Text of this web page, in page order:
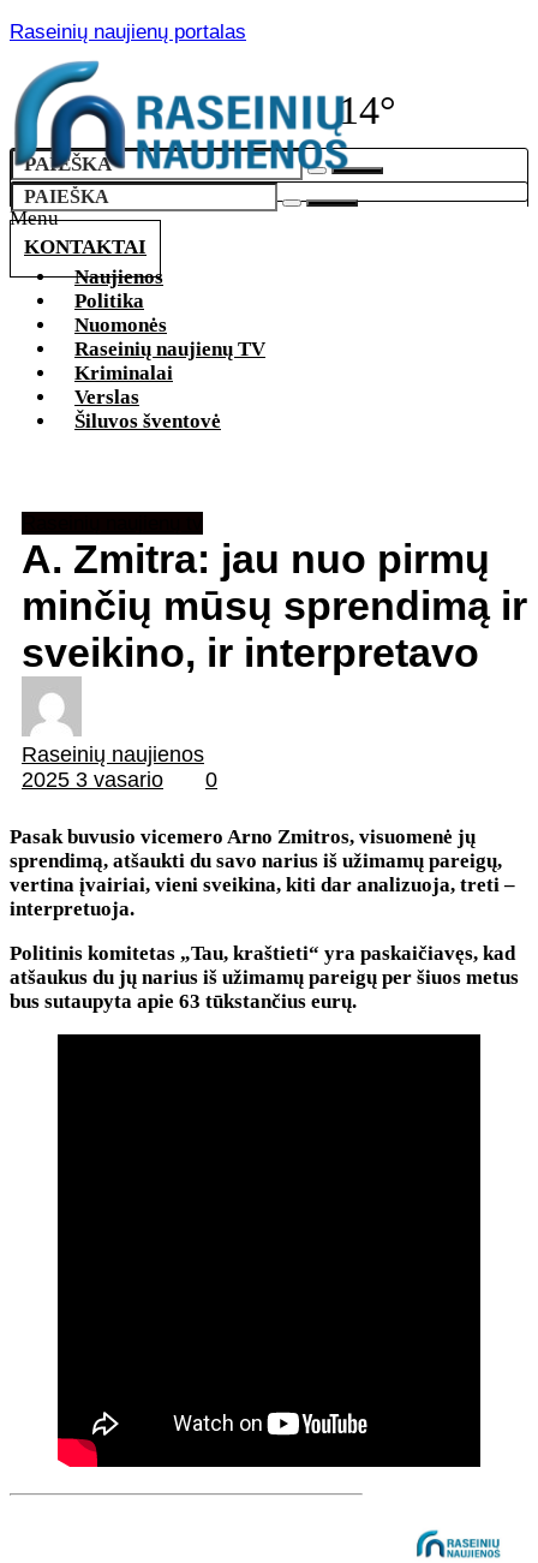
Raseinių naujienų portalas
14°
KONTAKTAI
Menu
Naujienos
Politika
Nuomonės
Raseinių naujienų TV
Kriminalai
Verslas
Šiluvos šventovė
A. Zmitra: jau nuo pirmų
minčių mūsų sprendimą ir
sveikino, ir interpretavo
Raseinių naujienos
2025 3 vasario
0
Pasak buvusio vicemero Arno Zmitros, visuomenė jų
sprendimą, atšaukti du savo narius iš užimamų pareigų,
vertina įvairiai, vieni sveikina, kiti dar analizuoja, treti –
interpretuoja.
Politinis komitetas „Tau, kraštieti“ yra paskaičiavęs, kad
atšaukus du jų narius iš užimamų pareigų per šiuos metus
bus sutaupyta apie 63 tūkstančius eurų.